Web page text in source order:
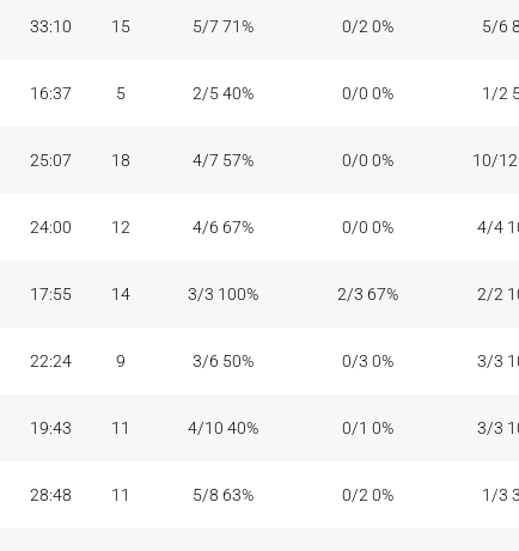
33:10 15 5/7 71% 0/2 0% 5/6
16:37 5 2/5 40% 0/0 0% 1/2
25:07 18 4/7 57% 0/0 0% 10/12
24:00 12 4/6 67% 0/0 0% 4/4
17:55 14 3/3 100% 2/3 67% 2/2
22:24 9 3/6 50% 0/3 0% 3/3
19:43 11 4/10 40% 0/1 0% 3/3
28:48 11 5/8 63% 0/2 0% 1/3